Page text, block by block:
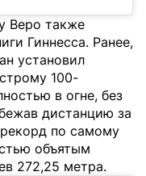
Веро также
Гиннесса. Ранее,
установил
100-
в огне, без
дистанцию за
по самому
объятым
272,25 метра.